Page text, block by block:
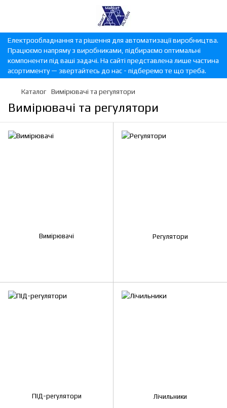
Електрообладнання та рішення для автоматизації виробництва.
Працюємо напряму з виробниками, підбираємо оптимальні
компоненти під ваші задачі. На сайті представлена лише частина
асортименту — звертайтесь до нас - підберемо те що треба.
Каталог Вимірювачі та регулятори
Вимірювачі та регулятори
Вимірювачі Регулятори
ПІД-регулятори Лічильники